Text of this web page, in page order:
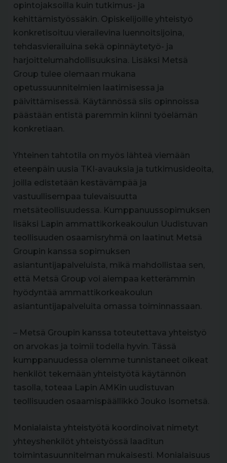
opintojaksoilla kuin tutkimus- ja
kehittämistyössäkin. Opiskelijoille yhteistyö
konkretisoituu vierailevina luennoitsijoina,
tehdasvierailuina sekä opinnäytetyö- ja
harjoittelumahdollisuuksina. Lisäksi Metsä
Group tulee olemaan mukana
opetussuunnitelmien laatimisessa ja
päivittämisessä. Käytännössä siis opinnoissa
päästään entistä paremmin kiinni työelämän
konkretiaan.
Yhteinen tahtotila on myös lähteä viemään
eteenpäin uusia TKI-avauksia ja tutkimusideoita,
joilla edistetään kestävämpää ja
vastuullisempaa tulevaisuutta
metsäteollisuudessa. Kumppanuussopimuksen
lisäksi Lapin ammattikorkeakoulun Uudistuvan
teollisuuden osaamisryhmä on laatinut Metsä
Groupin kanssa sopimuksen
asiantuntijapalveluista, mikä mahdollistaa sen,
että Metsä Group voi aiempaa ketterämmin
hyödyntää ammattikorkeakoulun
asiantuntijapalveluita omassa toiminnassaan.
– Metsä Groupin kanssa toteutettava yhteistyö
on arvokas ja toimii todella hyvin. Tässä
kumppanuudessa olemme tunnistaneet oikeat
henkilöt tekemään yhteistyötä käytännön
tasolla, toteaa Lapin AMKin uudistuvan
teollisuuden osaamispäällikkö Jouko Isometsä.
Monialaista yhteistyötä koordinoivat nimetyt
yhteyshenkilöt yhteistyössä laaditun
toimintasuunnitelman mukaisesti. Monialaisuus